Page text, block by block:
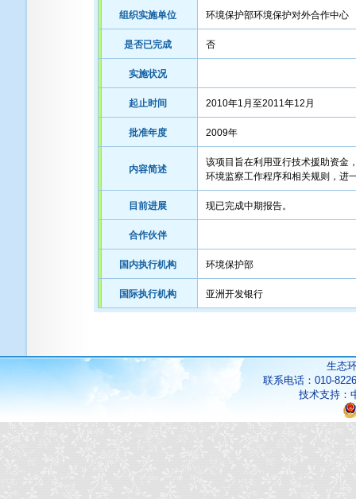
组织实施单位 环境保护部环境保护对外合作中心
是否已完成 否
实施状况
起止时间 2010年1月至2011年12月
批准年度 2009年
内容简述
该项目旨在利用亚行技术援助资金
环境监察工作程序和相关规则，进
目前进展 现已完成中期报告。
合作伙伴
国内执行机构 环境保护部
国际执行机构 亚洲开发银行
生态
联系电话：010-
技术支持：